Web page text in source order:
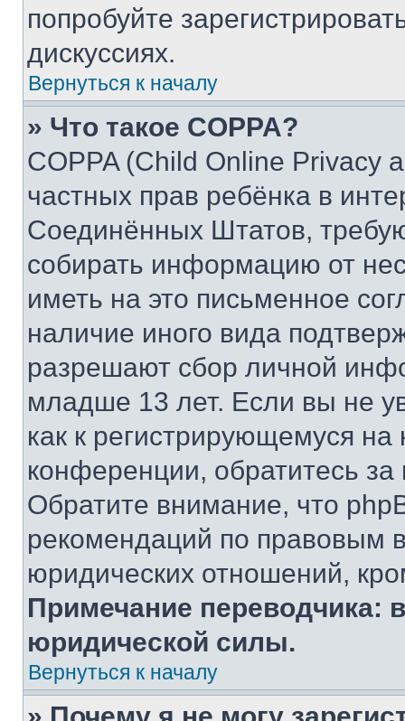
попробуйте
дискуссиях.
Вернуться к началу
» Что такое COPPA?
COPPA (Child Online Privacy
частных прав ребёнка в
Соединённых Штатов,
собирать информацию от
иметь на это письменное
наличие иного вида
разрешают сбор личной
младше 13 лет. Если вы не
как к регистрирующемуся
конференции, обратитесь
Обратите внимание, что
рекомендаций по правовым
юридических отношений,
Примечание переводчика:
юридической силы.
Вернуться к началу